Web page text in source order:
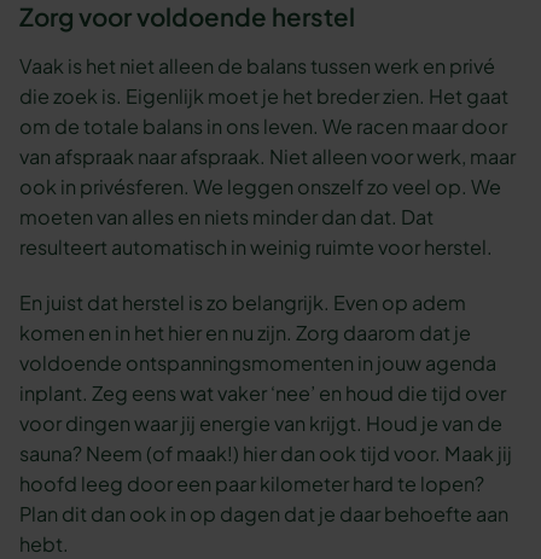
Zorg voor voldoende herstel
Vaak is het niet alleen de balans tussen werk en privé
die zoek is. Eigenlijk moet je het breder zien. Het gaat
om de totale balans in ons leven. We racen maar door
van afspraak naar afspraak. Niet alleen voor werk, maar
ook in privésferen. We leggen onszelf zo veel op. We
moeten van alles en niets minder dan dat. Dat
resulteert automatisch in weinig ruimte voor herstel.
En juist dat herstel is zo belangrijk. Even op adem
komen en in het hier en nu zijn. Zorg daarom dat je
voldoende ontspanningsmomenten in jouw agenda
inplant. Zeg eens wat vaker ‘nee’ en houd die tijd over
voor dingen waar jij energie van krijgt. Houd je van de
sauna? Neem (of maak!) hier dan ook tijd voor. Maak jij
hoofd leeg door een paar kilometer hard te lopen?
Plan dit dan ook in op dagen dat je daar behoefte aan
hebt.